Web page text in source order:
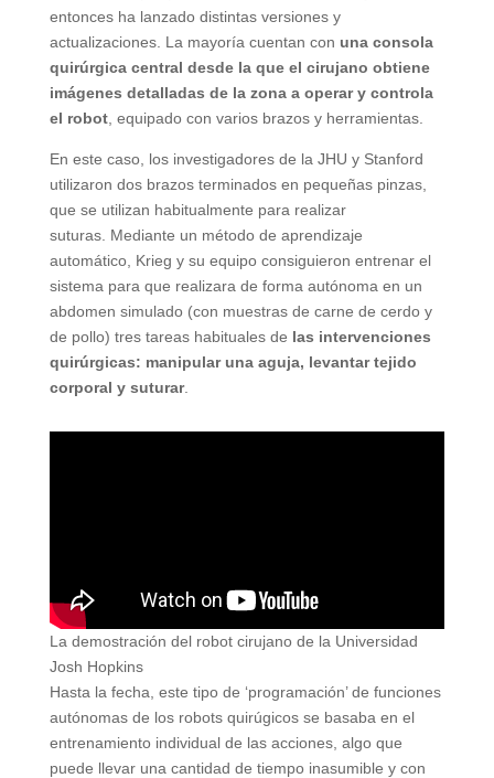
entonces ha lanzado distintas versiones y
actualizaciones. La mayoría cuentan con una consola
quirúrgica central desde la que el cirujano obtiene
imágenes detalladas de la zona a operar y controla
el robot, equipado con varios brazos y herramientas.
En este caso, los investigadores de la JHU y Stanford
utilizaron dos brazos terminados en pequeñas pinzas,
que se utilizan habitualmente para realizar
suturas. Mediante un método de aprendizaje
automático, Krieg y su equipo consiguieron entrenar el
sistema para que realizara de forma autónoma en un
abdomen simulado (con muestras de carne de cerdo y
de pollo) tres tareas habituales de las intervenciones
quirúrgicas: manipular una aguja, levantar tejido
corporal y suturar.
La demostración del robot cirujano de la Universidad
Josh Hopkins
Hasta la fecha, este tipo de ‘programación’ de funciones
autónomas de los robots quirúgicos se basaba en el
entrenamiento individual de las acciones, algo que
puede llevar una cantidad de tiempo inasumible y con